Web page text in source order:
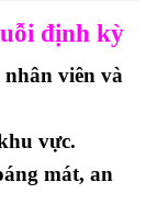
định kỳ
nhân viên và
vực.
mát, an